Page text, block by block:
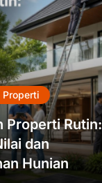
Properti
Properti Rutin:
dan
Hunian